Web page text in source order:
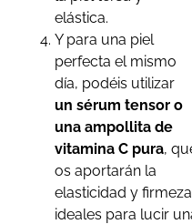
elástica.
Y para una piel
perfecta el mismo
día, podéis utilizar
un sérum tensor o
una ampollita de
vitamina C pura,
os aportarán la
elasticidad y firmeza
ideales para lucir